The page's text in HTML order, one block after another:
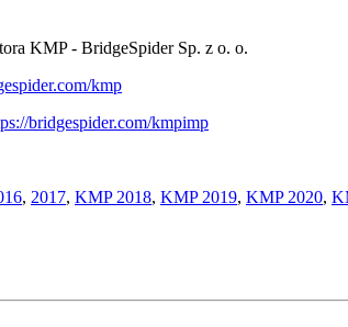
KMP - BridgeSpider Sp. z o. o.
kmp
bridgespider.com/kmpimp
, 2017, KMP 2018, KMP 2019, KMP 2020,